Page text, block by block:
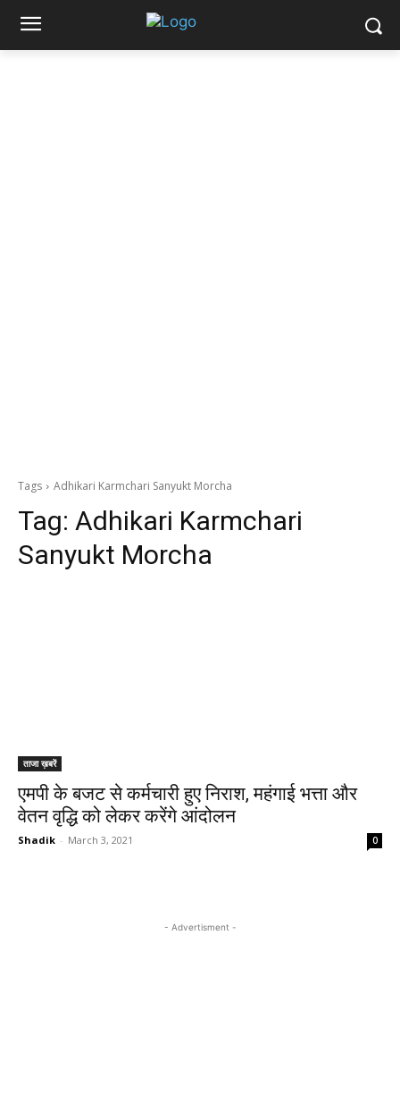
Tags Adhikari Karmchari Sanyukt Morcha
Tag: Adhikari Karmchari
Sanyukt Morcha
ताजा ख़बरें
एमपी के बजट से कर्मचारी हुए निराश, महंगाई भत्ता और
वेतन वृद्धि को लेकर करेंगे आंदोलन
Shadik - March 3, 2021 0
- Advertisment -